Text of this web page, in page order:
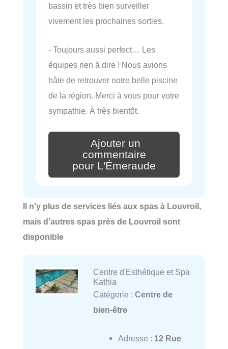
bassin et très bien surveiller
vivement les prochaines sorties.
- Toujours aussi perfect… Les
équipes rien à dire ! Nous avions
hâte de retrouver notre belle piscine
de la région. Merci à vous pour votre
sympathie. À très bientôt.
Ajouter un
commentaire
pour L'Émeraude
Il n'y plus de services liés aux spas à Louvroil,
mais d'autres spas près de Louvroil sont
disponible
Centre d'Esthétique et Spa
Kathia
Catégorie : Centre de
bien-être
Adresse : 12 Rue